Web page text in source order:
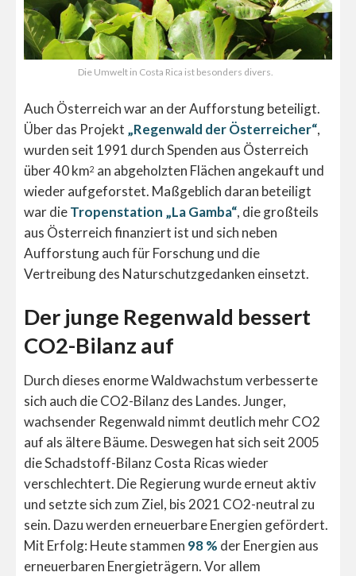
Die Umwelt in Costa Rica ist besonders divers.
Auch Österreich war an der Aufforstung beteiligt.
Über das Projekt „Regenwald der Österreicher“,
wurden seit 1991 durch Spenden aus Österreich
über 40 km2 an abgeholzten Flächen angekauft und
wieder aufgeforstet. Maßgeblich daran beteiligt
war dieTropenstation „La Gamba“, die großteils
aus Österreich finanziert ist und sich neben
Aufforstung auch für Forschung und die
Vertreibung des Naturschutzgedanken einsetzt.
Der junge Regenwald bessert
CO2-Bilanz auf
Durch dieses enorme Waldwachstum verbesserte
sich auch die CO2-Bilanz des Landes. Junger,
wachsender Regenwald nimmt deutlich mehr CO2
auf als ältere Bäume. Deswegen hat sich seit 2005
die Schadstoff-Bilanz Costa Ricas wieder
verschlechtert. Die Regierung wurde erneut aktiv
und setzte sich zum Ziel, bis 2021 CO2-neutral zu
sein. Dazu werden erneuerbare Energien gefördert.
Mit Erfolg: Heute stammen 98 % der Energien aus
erneuerbaren Energieträgern. Vor allem